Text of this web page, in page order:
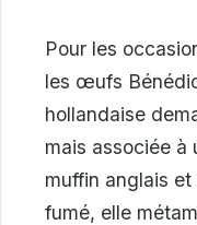
Pour les
les œufs
hollandaise
mais associée
muffin anglais
fumé, elle